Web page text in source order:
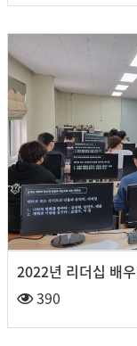
2022년 리더십 배
390